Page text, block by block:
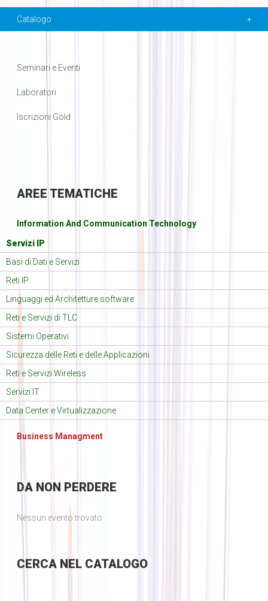
Catalogo
Seminari e Eventi
Laboratori
Iscrizioni Gold
AREE TEMATICHE
Information And Communication Technology
Servizi IP
Basi di Dati e Servizi
Reti IP
Linguaggi ed Architetture software
Reti e Servizi di TLC
Sistemi Operativi
Sicurezza delle Reti e delle Applicazioni
Reti e Servizi Wireless
Servizi IT
Data Center e Virtualizzazione
Business Managment
DANON PERDERE
Nessun evento trovato
CERCANEL CATALOGO